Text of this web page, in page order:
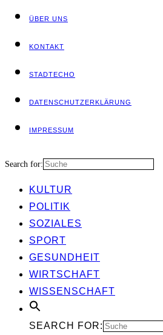
ÜBER UNS
KON­TAKT
STADT­ECHO
DATEN­SCHUTZ­ER­KLÄ­RUNG
IMPRES­SUM
Search for:
KUL­TUR
POLI­TIK
SOZIA­LES
SPORT
GESUND­HEIT
WIRT­SCHAFT
WIS­SEN­SCHAFT
SEARCH FOR: